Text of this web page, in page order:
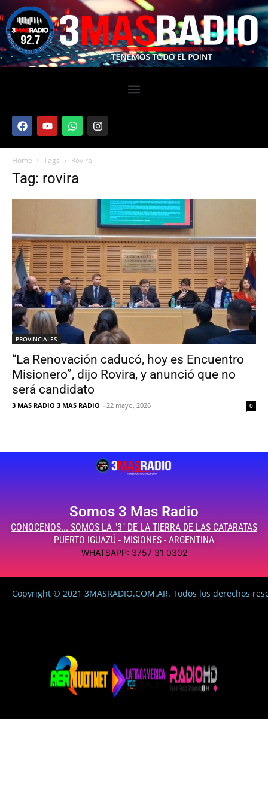
Home Tags Rovira
Tag: rovira
PROVINCIALES
“La Renovación caducó, hoy es Encuentro
Misionero”, dijo Rovira, y anunció que no
será candidato
3 MAS RADIO 3 MAS RADIO - 22 mayo, 2026 0
Somos 3 Mas Radio
CONOCENOS... SOMOS LA "3" DE LA TIERRA DE LAS CATARATAS
PUERTO IGUAZÚ - MISIONES - ARGENTINA
WHATSAPP: 3757 31 0302
Copyright © 2021 3MASRADIO.COM.AR. Todos los derechos